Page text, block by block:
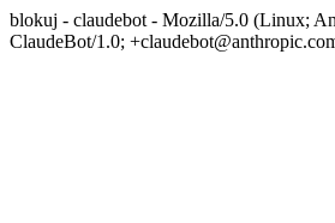
blokuj - claudebot - Mozilla/5.0 (Linux;
ClaudeBot/1.0;